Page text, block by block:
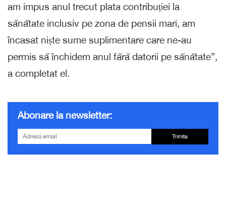
am impus anul trecut plata contribuției la
sănătate inclusiv pe zona de pensii mari, am
încasat niște sume suplimentare care ne-au
permis să închidem anul fără datorii pe sănătate”,
a completat el.
Abonare la newsletter:
Trimite